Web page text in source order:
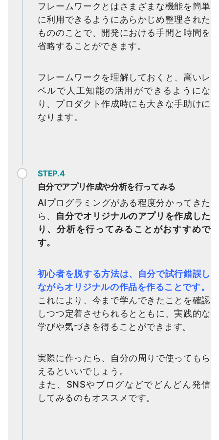
フレームワークとはさまざまな機能を簡単
に利用できるようにあらかじめ整理された
もののことで、開発における手間と時間を
省略することができます。
フレームワークを理解しておくと、高いレ
ベルで人工知能の活用ができるようにな
り、プロダクト作成時にも大きな手助けに
なります。
STEP.4
自分でアプリ作成や分析を行ってみる
AIプログラミングがある程度分かってきた
ら、 自分でオリジナルのアプリを作成した
り、分析を行ってみることがおすすめで
す。
初心者を脱する方法は、自分で試行錯誤し
ながらオリジナルの作品を作ることです。
これにより、今まで学んできたことを確認
しつつ定着させられるとともに、実践的な
学びや気づきを得ることができます。
実際に作ったら、自分の周りで使ってもら
えるといいでしょう。
また、SNSやブログなどでどんどん発信
してみるのもオススメです。